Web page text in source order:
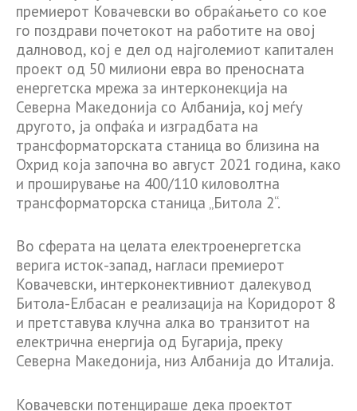
премиерот Ковачевски во обраќањето со кое
го поздрави почетокот на работите на овој
далновод, кој е дел од најголемиот капитален
проект од 50 милиони евра во преносната
енергетска мрежа за интерконекција на
Северна Македонија со Албанија, кој меѓу
другото, ја опфаќа и изградбата на
трансформаторската станица во близина на
Охрид која започна во август 2021 година, како
и проширување на 400/110 киловолтна
трансформаторска станица „Битола 2“.
Во сферата на целата електроенергетска
верига исток-запад, нагласи премиерот
Ковачевски, интерконективниот далекувод
Битола-Елбасан е реализација на Коридорот 8
и претставува клучна алка во транзитот на
електрична енергија од Бугарија, преку
Северна Македонија, низ Албанија до Италија.
Ковачевски потенцираше дека проектот